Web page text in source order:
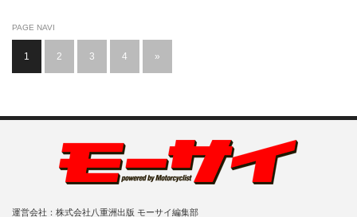
PAGE NAVI
1 2 3 4 »
運営会社：株式会社八重洲出版 モーサイ編集部